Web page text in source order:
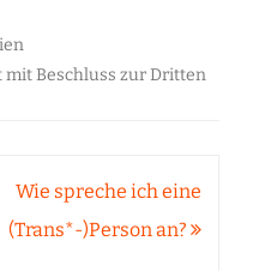
Beschluss zur Dritten
Wie spreche ich eine
(Trans*-)Person an?